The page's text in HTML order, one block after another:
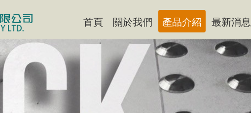
首頁 關於我們 產品介紹 最新消息